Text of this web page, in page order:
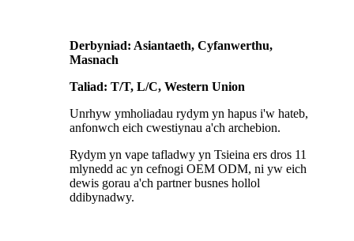
Derbyniad: Asiantaeth, Cyfanwerthu,
Masnach
Taliad: T/T, L/C, Western Union
Unrhyw ymholiadau rydym yn hapus i'w hateb,
anfonwch eich cwestiynau a'ch archebion.
Rydym yn vape tafladwy yn Tsieina ers dros 11
mlynedd ac yn cefnogi OEM ODM, ni yw eich
dewis gorau a'ch partner busnes hollol
ddibynadwy.